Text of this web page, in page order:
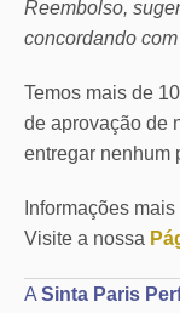
Reembolso,
concordando
Temos mais de
de aprovação de
entregar nenhum
Informações
Visite a nossa
A Sinta Paris